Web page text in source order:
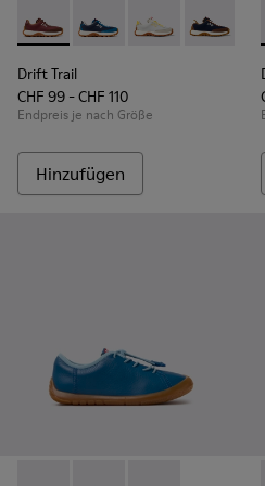
Drift Trail - K800548-031 -
Drift Trail - K800548-
Drift Trail -
Drift
Drift Trail
CHF 99 - CHF 110
Endpreis je nach Größe
Hinzufügen